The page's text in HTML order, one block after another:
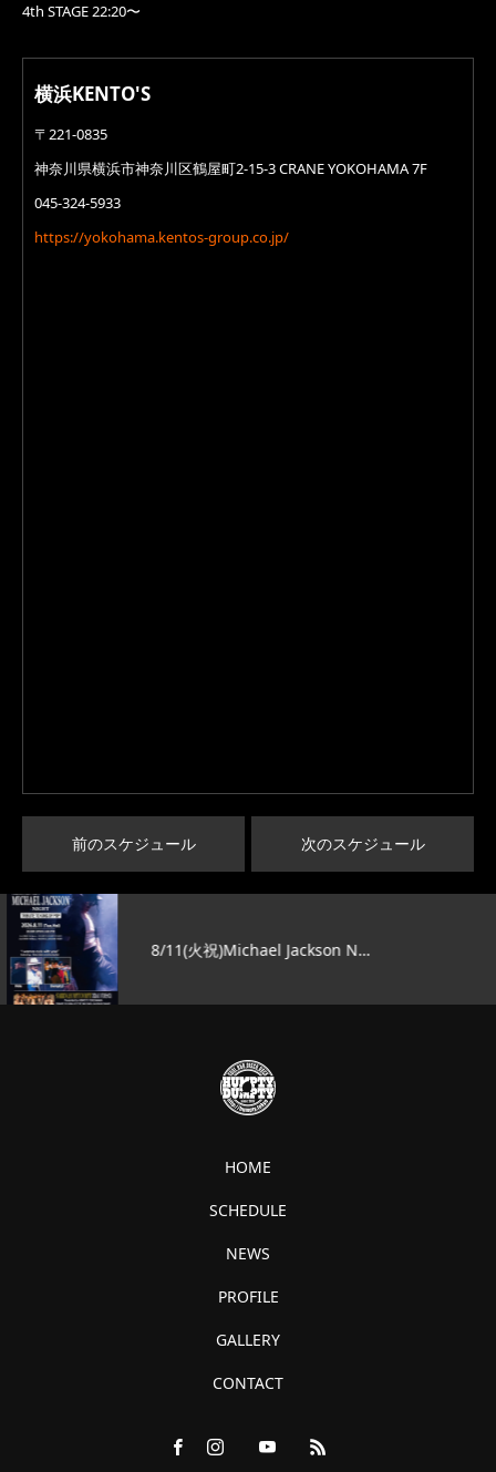
4th STAGE 22:20〜
横浜KENTO'S
〒221-0835
神奈川県横浜市神奈川区鶴屋町2-15-3 CRANE YOKOHAMA 7F
045-324-5933
https://yokohama.kentos-group.co.jp/
前のスケジュール 次のスケジュール
8/11(火祝)Michael Jackson N…
HOME
SCHEDULE
NEWS
PROFILE
GALLERY
CONTACT